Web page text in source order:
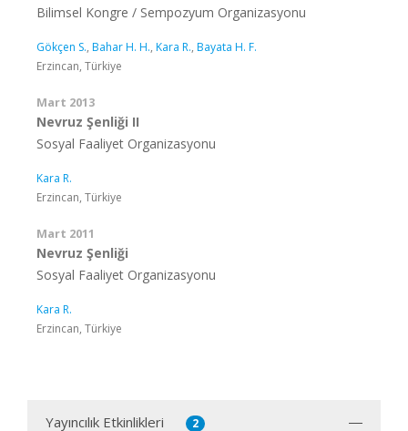
Bilimsel Kongre / Sempozyum Organizasyonu
Gökçen S., Bahar H. H., Kara R., Bayata H. F.
Erzincan, Türkiye
Mart 2013
Nevruz Şenliği II
Sosyal Faaliyet Organizasyonu
Kara R.
Erzincan, Türkiye
Mart 2011
Nevruz Şenliği
Sosyal Faaliyet Organizasyonu
Kara R.
Erzincan, Türkiye
Yayıncılık Etkinlikleri 2